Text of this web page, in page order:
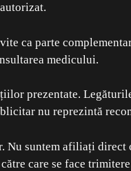
ca parte
medicului.
prezentate.
nu reprezintă
Nu suntem afiliați
care se face